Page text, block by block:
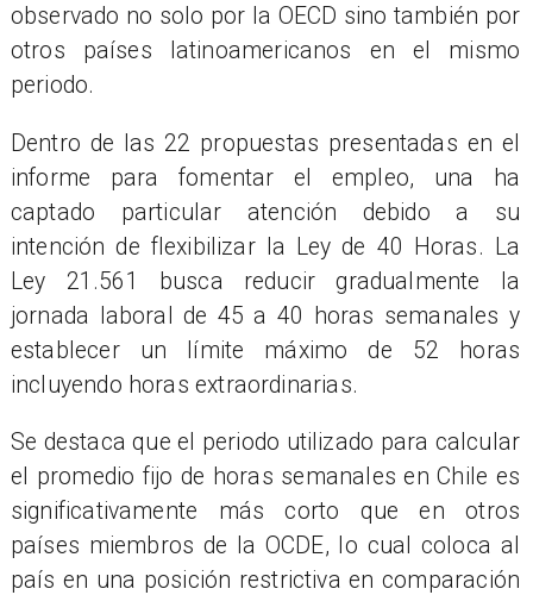
observado no solo por la OECD sino también por
otros países latinoamericanos en el mismo
periodo.
Dentro de las 22 propuestas presentadas en el
informe para fomentar el empleo, una ha
captado particular atención debido a su
intención de flexibilizar la Ley de 40 Horas. La
Ley 21.561 busca reducir gradualmente la
jornada laboral de 45 a 40 horas semanales y
establecer un límite máximo de 52 horas
incluyendo horas extraordinarias.
Se destaca que el periodo utilizado para calcular
el promedio fijo de horas semanales en Chile es
significativamente más corto que en otros
países miembros de la OCDE, lo cual coloca al
país en una posición restrictiva en comparación